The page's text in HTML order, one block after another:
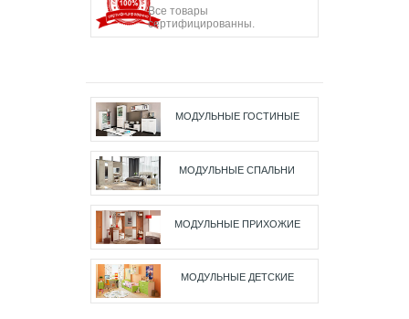
Все товары
сертифицированны.
МОДУЛЬНЫЕ ГОСТИНЫЕ
МОДУЛЬНЫЕ СПАЛЬНИ
МОДУЛЬНЫЕ ПРИХОЖИЕ
МОДУЛЬНЫЕ ДЕТСКИЕ